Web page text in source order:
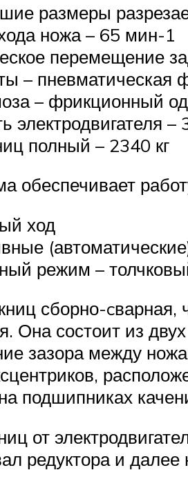
размеры
ножа – 65 мин-1
перемещение
– пневматическая
– фрикционный
электродвигателя –
полный – 2340 кг
обеспечивает
ход
режим –
сборно-cварная,
Она состоит из
зазора между
подшипниках
от
редуктора и